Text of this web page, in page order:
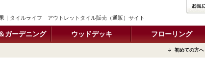
｜タイルライフ アウトレットタイル販売（通販）サイト
ガーデニング ウッドデッキ フローリング
初めての方へ